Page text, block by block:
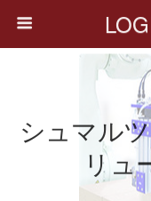
シュマル
リュ